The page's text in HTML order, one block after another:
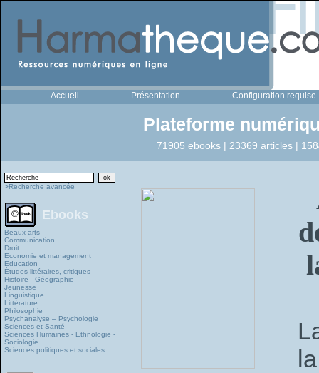
Accueil Présentation Configuration requise
Plateforme
71905 ebooks | 23369 articles |
>Recherche avancée
Ebooks
Beaux-arts
Communication
Droit
Economie et management
Education
Études littéraires, critiques
Histoire - Géographie
Jeunesse
Linguistique
Littérature
Philosophie
Psychanalyse – Psychologie
Sciences et Santé
Sciences Humaines - Ethnologie -
Sociologie
Sciences politiques et sociales